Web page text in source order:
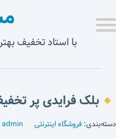
با استاد تخفیف
بلک فرایدی پر
دسته‌بندی: فروشگاه اینترنتی admin